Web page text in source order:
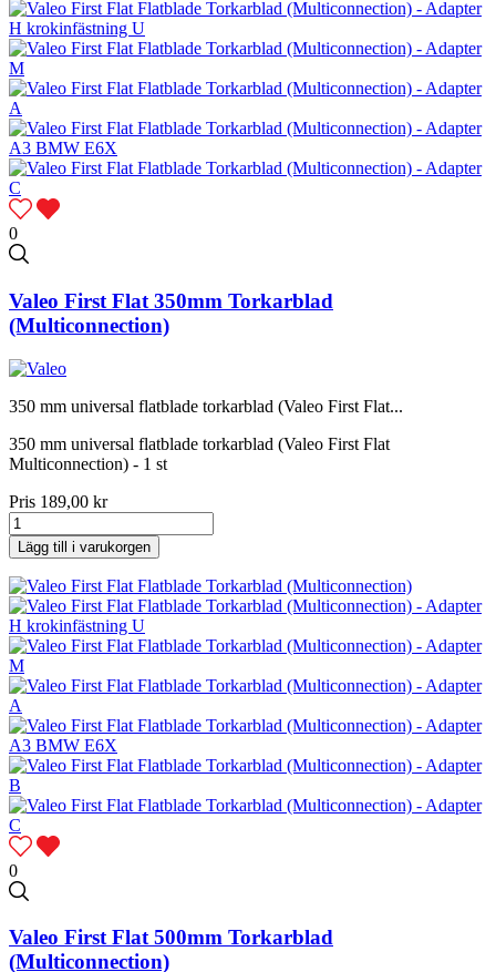
0
Valeo First Flat 350mm Torkarblad
(Multiconnection)
350 mm universal flatblade torkarblad (Valeo First Flat...
350 mm universal flatblade torkarblad (Valeo First Flat
Multiconnection) - 1 st
Pris 189,00 kr
Lägg till i varukorgen
0
Valeo First Flat 500mm Torkarblad
(Multiconnection)